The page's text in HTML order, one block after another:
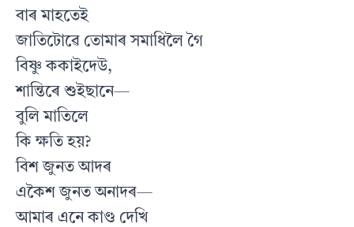
বাৰ মাহতেই
জাতিটোৱে তোমাৰ সমাধিলৈ গৈ
বিষ্ণু ককাইদেউ,
শান্তিৰে শুইছানে—
বুলি মাতিলে
কি ক্ষতি হয়?
বিশ জুনত আদৰ
একৈশ জুনত অনাদৰ—
আমাৰ এনে কাণ্ড দেখি